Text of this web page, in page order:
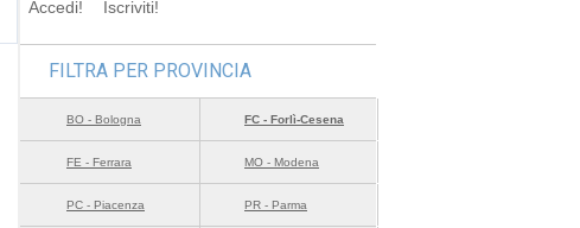
Accedi! Iscriviti!
FILTRA PER PROVINCIA
BO - Bologna FC - Forlì-Cesena
FE - Ferrara MO - Modena
PC - Piacenza PR - Parma